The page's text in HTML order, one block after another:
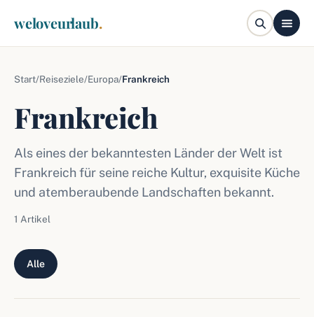
weloveurlaub.
Start/Reiseziele/Europa/Frankreich
Frankreich
Als eines der bekanntesten Länder der Welt ist
Frankreich für seine reiche Kultur, exquisite Küche
und atemberaubende Landschaften bekannt.
1 Artikel
Alle